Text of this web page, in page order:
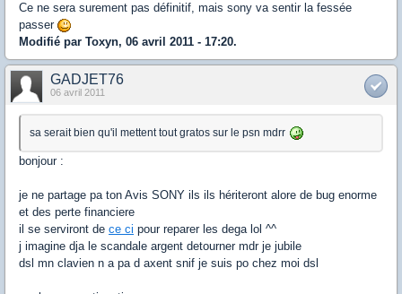
Ce ne sera surement pas définitif, mais sony va sentir la fessée
passer
Modifié par Toxyn, 06 avril 2011 - 17:20.
GADJET76
06 avril 2011
sa serait bien qu'il mettent tout gratos sur le psn mdrr
bonjour :
je ne partage pa ton Avis SONY ils ils hériteront alore de bug enorme
et des perte financiere
il se serviront de ce ci pour reparer les dega lol ^^
j imagine dja le scandale argent detourner mdr je jubile
dsl mn clavien n a pa d axent snif je suis po chez moi dsl